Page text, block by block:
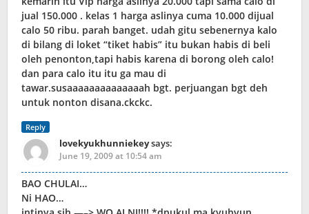
jual 150.000 . kelas 1 harga aslinya cuma 10.000 dijual
calo 50 ribu. parah banget. udah gitu sebenernya kalo
di bilang di loket “tiket habis” itu bukan habis di beli
oleh penonton,tapi habis karena di borong oleh calo!
dan para calo itu itu ga mau di
tawar.susaaaaaaaaaaaaaah bgt. perjuangan bgt deh
untuk nonton disana.ckckc.
Reply
lovekyukhunniekeysays:
June 19, 2009 at 10:54 am
BAO CHULAI…
Ni HAO…